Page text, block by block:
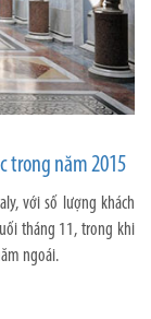
trong năm 2015
với số lượng khách
tháng 11, trong khi
ngoái.